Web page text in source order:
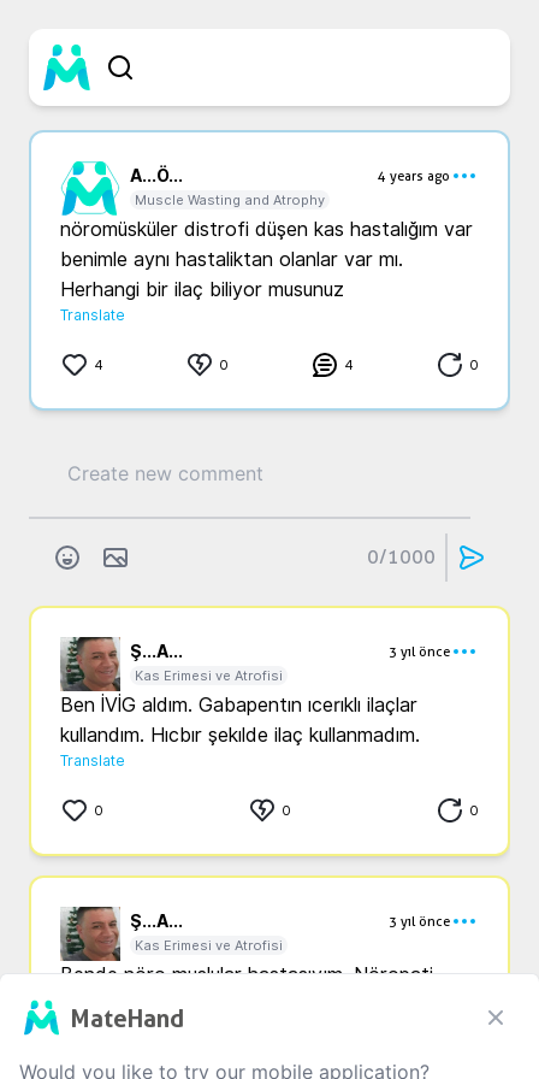
A...Ö...
4 years ago
Muscle Wasting and Atrophy
nöromüsküler distrofi düşen kas hastalığım var
benimle aynı hastaliktan olanlar var mı.
Herhangi bir ilaç biliyor musunuz
Translate
4 0 4 0
0/1000
Ş...A...
3 yıl önce
Kas Erimesi ve Atrofisi
Ben İVİG aldım. Gabapentın ıcerıklı ilaçlar
kullandım. Hıcbır şekılde ilaç kullanmadım.
Translate
0 0 0
Ş...A...
3 yıl önce
Kas Erimesi ve Atrofisi
Bende nöro muşlular hastasıyım. Nöropati,
multifokal Motor Nöropati hastasıyım. Buna
baglı reyno hastalıgıda gelıştı.
Translate
MateHand
Would you like to try our mobile application?